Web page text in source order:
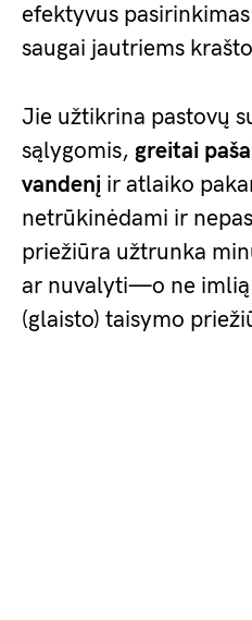
efektyvus
saugai jautriems
Jie užtikrina pastovų
sąlygomis, greitai
vandenį ir atlaiko
netrūkinėdami ir
priežiūra užtrunka
ar nuvalyti—o ne imlią
(glaisto) taisymo